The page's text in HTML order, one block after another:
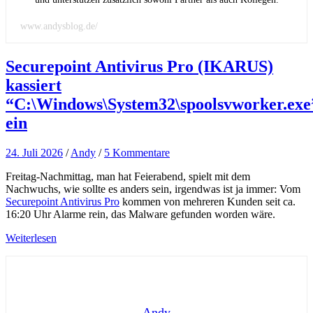
www.andysblog.de/
Securepoint Antivirus Pro (IKARUS)
kassiert
ein
24. Juli 2026 /Andy / 5 Kommentare
Freitag-Nachmittag, man hat Feierabend, spielt mit dem
Nachwuchs, wie sollte es anders sein, irgendwas ist ja immer: Vom
Securepoint Antivirus Pro kommen von mehreren Kunden seit ca.
16:20 Uhr Alarme rein, das Malware gefunden worden wäre.
Weiterlesen